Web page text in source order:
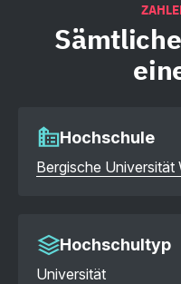
Sämtliche
Hochschule
Bergische Universität
Hochschultyp
Universität